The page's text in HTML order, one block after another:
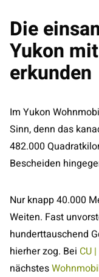
Die
Yukon
erkunden
Im Yukon
Sinn, denn das
482.000
Bescheiden
Nur knapp 40.000
Weiten. Fast
hunderttauschend
hierher zog. Bei CU
nächstes